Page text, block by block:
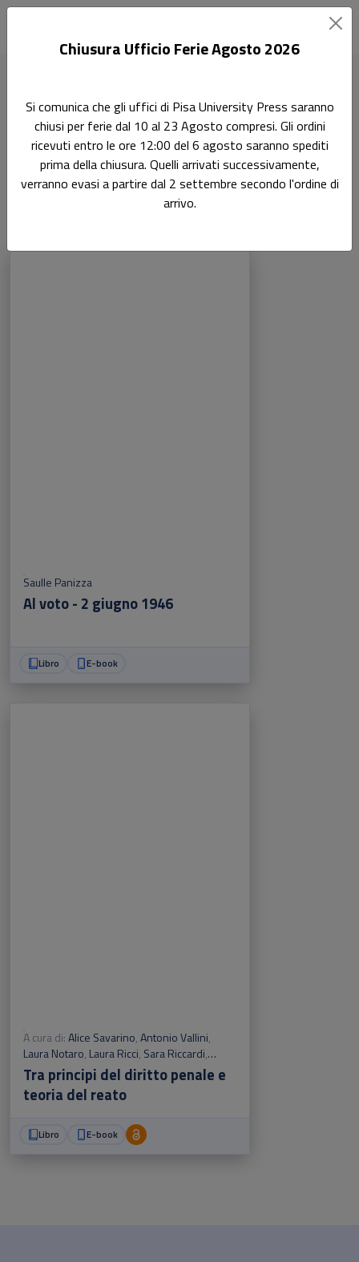
Diritto Costituzionale e Pubblico 12/GIUR-14
RicercaDiritto Costituzionale e
Pubblico 12/GIUR-14
Saulle Panizza
Al voto - 2 giugno 1946
Libro E-book
A cura di:Alice Savarino,Antonio Vallini,
Laura Notaro, Laura Ricci, Sara Riccardi,
Alberto Gargani ,Domenico Notaro
Tra principi del diritto penale e
teoria del reato
Libro E-book
Chiusura Ufficio Ferie Agosto 2026
Si comunica che gli uffici di Pisa University Press saranno
chiusi per ferie dal 10 al 23 Agosto compresi. Gli ordini
ricevuti entro le ore 12:00 del 6 agosto saranno spediti
prima della chiusura. Quelli arrivati successivamente,
verranno evasi a partire dal 2 settembre secondo l'ordine di
arrivo.